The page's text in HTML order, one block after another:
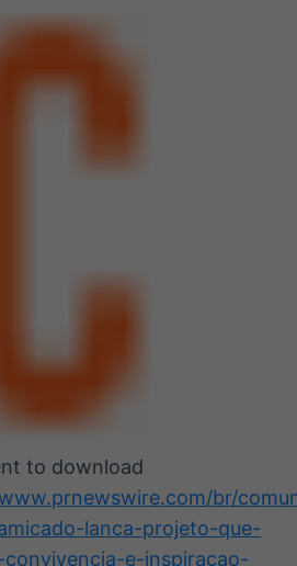
to download
br/
lanca-projeto-que-
e-inspiracao-